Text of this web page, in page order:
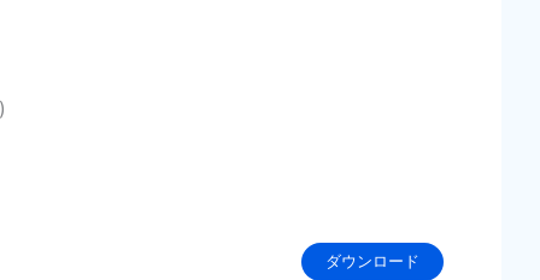
ダウンロード